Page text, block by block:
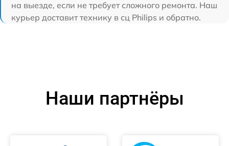
на выезде, если не требует сложного ремонта. Наш
курьер доставит технику в сц Philips и обратно.
Наши партнёры